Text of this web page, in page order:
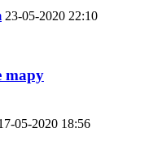
23-05-2020 22:10
mapy
05-2020 18:56